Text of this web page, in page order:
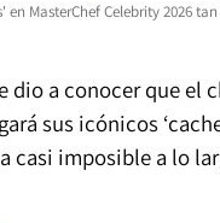
MasterChef Celebrity 2026
dio a conocer que el
sus icónicos
casi imposible a lo